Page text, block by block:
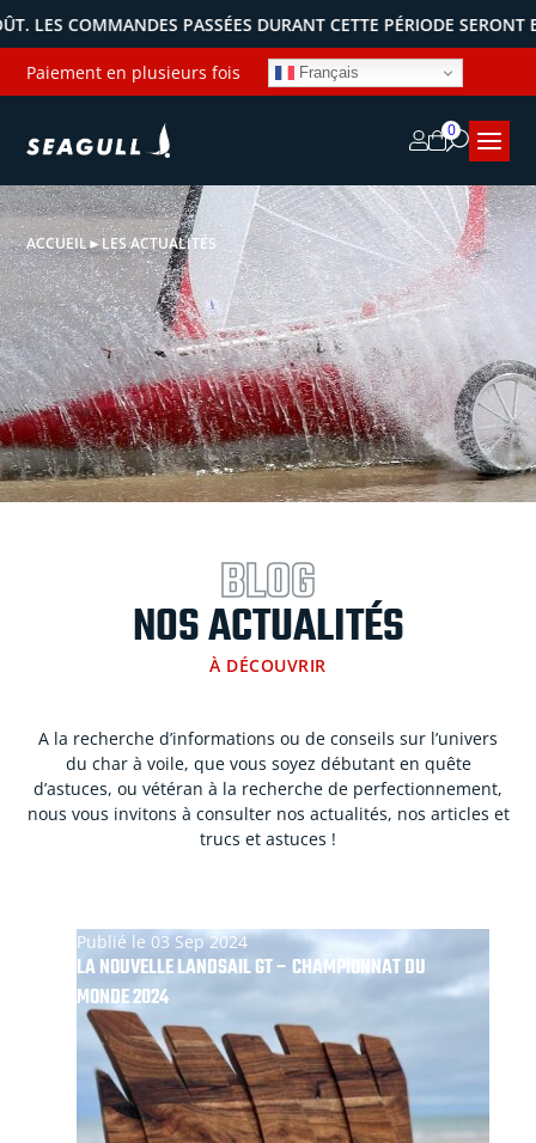
DURANT CETTE PÉRIODE SERONT EXPÉDIÉES DÈS NOTRE
Paiement en plusieurs fois Français
0
ACCUEIL►LES ACTUALITÉS
BLOG
NOS ACTUALITÉS
À DÉCOUVRIR
A la recherche d’informations ou de conseils sur l’univers
du char à voile, que vous soyez débutant en quête
d’astuces, ou vétéran à la recherche de perfectionnement,
nous vous invitons à consulter nos actualités, nos articles et
trucs et astuces !
Publié le 03 Sep 2024
LA NOUVELLE LANDSAIL GT – CHAMPIONNAT DU
MONDE 2024